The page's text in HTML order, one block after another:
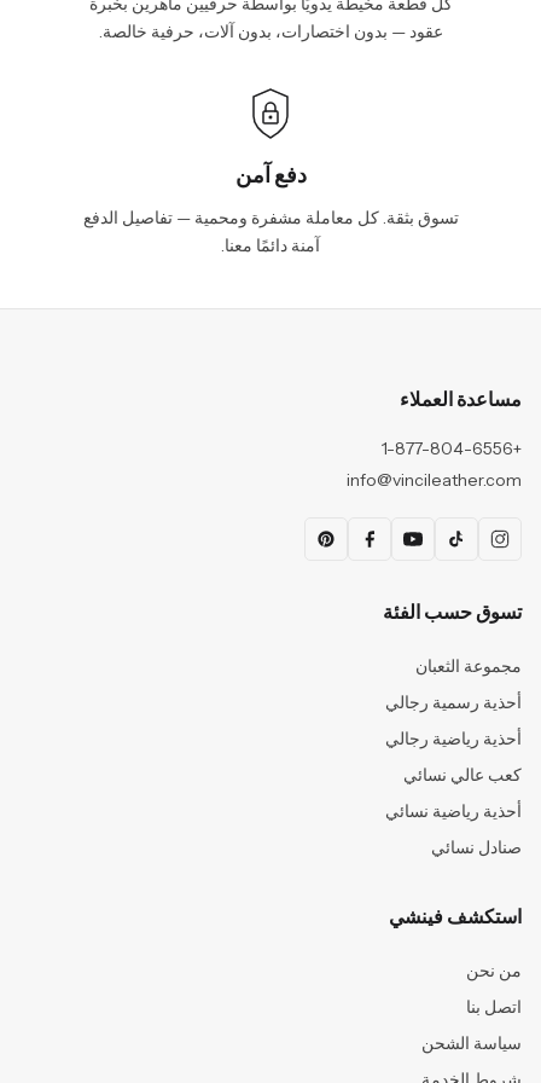
عقود — بدون اختصارات، بدون آلات، حرفية خالصة.
دفع آمن
تسوق بثقة. كل معاملة مشفرة ومحمية — تفاصيل الدفع
آمنة دائمًا معنا.
مساعدة العملاء
+1-877-804-6556
info@vincileather.com
تسوق حسب الفئة
مجموعة الثعبان
أحذية رسمية رجالي
أحذية رياضية رجالي
كعب عالي نسائي
أحذية رياضية نسائي
صنادل نسائي
استكشف فينشي
من نحن
اتصل بنا
سياسة الشحن